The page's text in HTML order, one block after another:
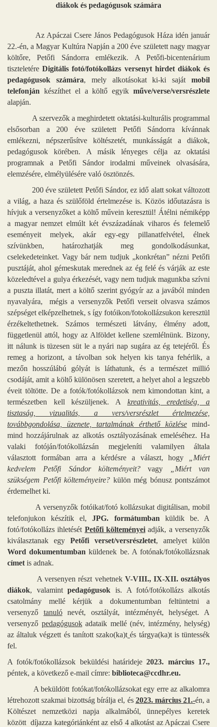
diákok és pedagógusok számára
Az Apáczai Csere János Pedagógusok Háza idén január
22.-én, a Magyar Kultúra Napján a 200 éve született nagy magyar
költőre, Petőfi Sándorra emlékezik. A Petőfi-bicentenárium
tiszteletéreDigitális fotó/fotókollázs versenyt hirdet diákok és
pedagógusok számára, mely alkotásokat ki-ki sajátmobil
telefonján készíthet el a költő egyik műve/verse/versrészlete
alapján.
A szervezők a meghirdetett oktatási-kulturális programmal
elsősorban a 200 éve született Petőfi Sándorra kívánnak
emlékezni, népszerűsítve költészetét, munkásságát a diákok,
pedagógusok körében. A másik lényeges célja az oktatási
programnak a Petőfi Sándor irodalmi műveinek olvasására,
elemzésére, elmélyülésére való ösztönzés.
200 éve született Petőfi Sándor, ez idő alatt sokat változott
a világ, a haza és szülőföld értelmezése is. Közös időutazásra is
hívjuk a versenyzőket a költő művein keresztül! Átélni némiképp
a magyar nemzet elmúlt két évszázadának viharos és felemelő
eseményeit melyek, akár egy-egy pillanatfelvétel, élnek
szívünkben, határozhatják meg gondolkodásunkat,
cselekedeteinket. Vagy bár nem tudjuk „konkrétan” nézni Petőfi
pusztáját, ahol gémeskutak merednek az ég felé és várják az este
közeledtével a gulya érkezését, vagy nem tudjuk magunkba szívni
a puszta illatát, mert a költő szerint gyógyír az a javából minden
nyavalyára, mégis a versenyzők Petőfi verseit olvasva számos
szépséget elképzelhetnek, s így fotóikon/fotokollázsukon keresztül
érzékeltethetnek. Számos természeti látvány, élmény adott,
függetlenül attól, hogy az Alföldet kellene szemlélnünk. Bizony,
itt nálunk is tüzesen süt le a nyári nap sugára az ég tetejéről. És
remeg a horizont, a távolban sok helyen kis tanya fehérlik, a
mezőn hosszúlábú gólyát is láthatunk, és a természet millió
csodáját, amit a költő különösen szeretett, a helyet ahol a legszebb
éveit töltötte. De a fotók/fotókollázsok nem kimondottan kint, a
természetben kell készüljenek. A kreativitás, eredetiség, a
tisztaság, vizualitás, a vers/versrészlet értelmezése,
továbbgondolása, üzenete, tartalmának érthető közlésemind-
mind hozzájárulnak az alkotás osztályozásának emeléséhez. Ha
valaki fotóján/fotókollázsán megjeleníti valamilyen általa
választott formában arra a kérdésre a választ, hogy
„Miért
kedvelem Petőfi Sándor költeményeit?vagy
„Miért van
szükségem Petőfi költeményeire? külön még bónusz pontszámot
érdemelhet ki.
A versenyzők fotóikat/fotó kollázsukat digitálisan, mobil
telefonjukon készítik el,JPG. formátumban küldik be. A
fotó/fotókollázs ihletését Petőfi költeményei adják, a versenyzők
kiválasztanak egy Petőfi verset/versrészletet, amelyet külön
Word dokumentumban küldenek be. A fotónak/fotókollázsnak
címet is adnak.
A versenyen részt vehetnek V-VIII., IX-XII. osztályos
diákok, valamintpedagógusok is. A fotó/fotókollázs alkotás
csatolmány mellé kérjük a dokumentumban feltüntetni a
versenyző tanulónevét, osztályát, intézményét, helységet. A
versenyző pedagógusokadataik mellé (név, intézmény, helység)
az általuk végzett és tanított szako(ka)t és tárgya(ka)t is tüntessék
fel.
A fotók/fotókollázsok beküldési határideje2023. március 17.,
péntek, a következő e-mail címre: biblioteca@ccdhr.eu.
A beküldött fotókat/fotókollázsokat egy erre az alkalomra
létrehozott szakmai bizottság bírálja el, és 2023. március 21.-én, a
Költészet nemzetközi napja alkalmából, ünnepélyes keretek
között díjazza kategóriánként az első 4 alkotást az Apáczai Csere